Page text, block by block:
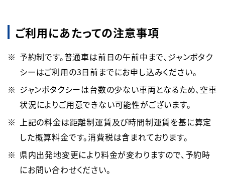
ご利用にあたっての注意事項
予約制です。普通車は前日の午前中まで、ジャンボタク
シーはご利用の3日前までにお申し込みください。
ジャンボタクシーは台数の少ない車両となるため、空車
状況によりご用意できない可能性がございます。
上記の料金は距離制運賃及び時間制運賃を基に算定
した概算料金です。消費税は含まれております。
県内出発地変更により料金が変わりますので、予約時
にお問い合わせください。